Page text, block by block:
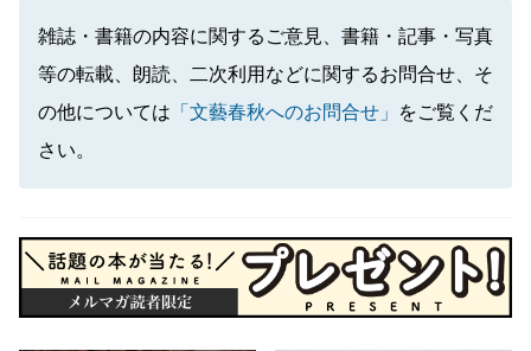
雑誌・書籍の内容に関するご意見、書籍・記事・写真
等の転載、朗読、二次利用などに関するお問合せ、そ
の他については 「文藝春秋へのお問合せ」
をご覧くだ
さい。